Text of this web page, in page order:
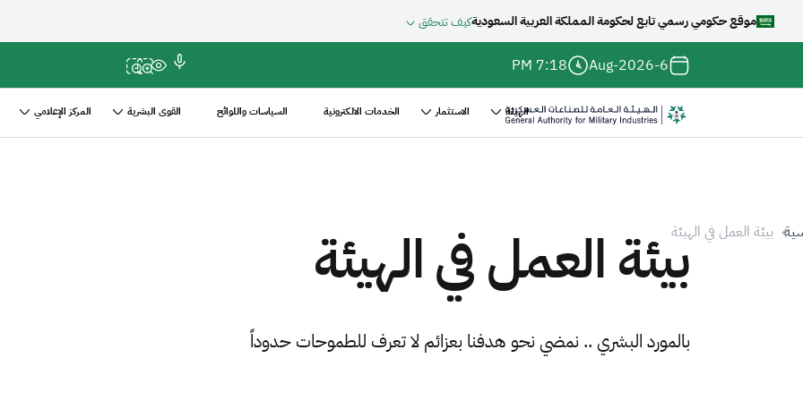
موقع حكومي رسمي تابع لحكومة المملكة العربية السعوديةكيف تتحقق
تجاوز إلى المحتوى الرئيسي
6-Aug-2026
7:18 PM
Main
الهيئة الاستثمار الخدمات الالكترونية السياسات واللوائح القوى البشرية المركز الإعلامي
بيئة العمل في الهيئةبيئة العمل في الهيئة
بالمورد البشري .. نمضي نحو هدفنا بعزائم لا تعرف للطموحات حدوداً